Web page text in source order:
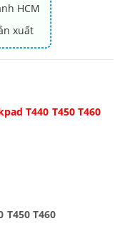
HCM
xuất
T440 T450 T460
T450 T460